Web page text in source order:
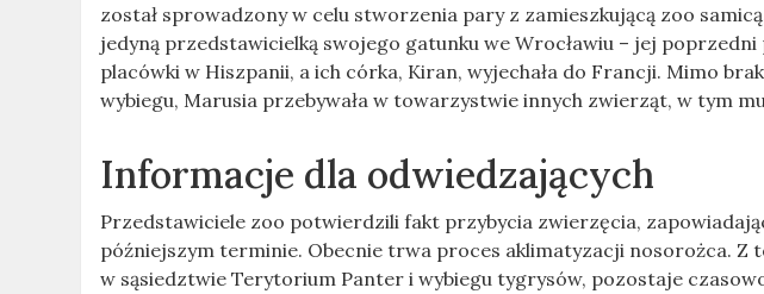
został sprowadzony w celu stworzenia pary z zamieszkującą zoo
jedyną przedstawicielką swojego gatunku we Wrocławiu – jej
placówki w Hiszpanii, a ich córka, Kiran, wyjechała do Francji. Mimo
wybiegu, Marusia przebywała w towarzystwie innych zwierząt, w tym
Informacje dla odwiedzających
Przedstawiciele zoo potwierdzili fakt przybycia zwierzęcia,
późniejszym terminie. Obecnie trwa proces aklimatyzacji nosorożca. Z
w sąsiedztwie Terytorium Panter i wybiegu tygrysów, pozostaje